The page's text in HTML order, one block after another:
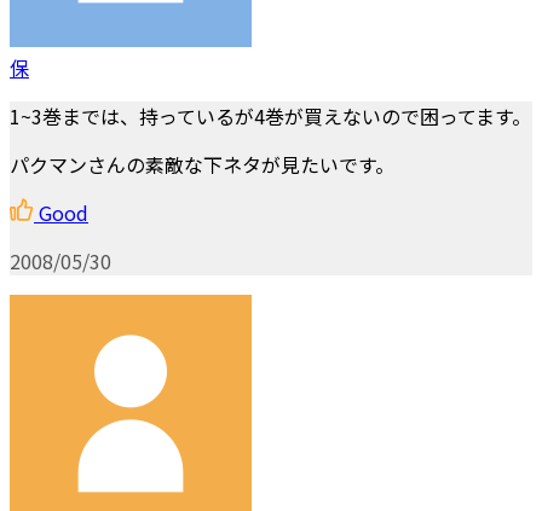
保
1~3巻までは、持っているが4巻が買えないので困ってます。
パクマンさんの素敵な下ネタが見たいです。
Good
2008/05/30